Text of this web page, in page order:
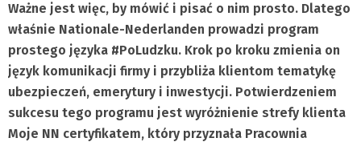
Ważne jest więc, by mówić i pisać o nim prosto. Dlatego
właśnie Nationale-Nederlanden prowadzi program
prostego języka #PoLudzku. Krok po kroku zmienia on
język komunikacji firmy i przybliża klientom tematykę
ubezpieczeń, emerytury i inwestycji. Potwierdzeniem
sukcesu tego programu jest wyróżnienie strefy klienta
Moje NN certyfikatem, który przyznała Pracownia